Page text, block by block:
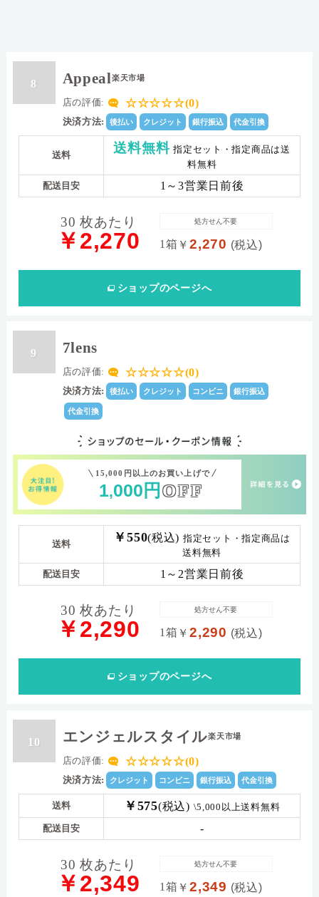
8 Appeal楽天市場
店の評価: ☆☆☆☆☆(0)
決済方法: 後払い クレジット 銀行振込 代金引換
送料 送料無料 指定セット・指定商品は送
料無料
配送目安 1～3営業日前後
30 枚あたり
￥2,270 1箱 ￥2,270 (税込)
処方せん不要
ショップのページへ
9 7lens
店の評価: ☆☆☆☆☆(0)
決済方法: 後払い クレジット コンビニ 銀行振込
代金引換
15,000円以上のお買い上げで
1,000 円 OFF
送料 ￥550(税込) 指定セット・指定商品は
送料無料
配送目安 1～2営業日前後
30 枚あたり
￥2,290 1箱 ￥2,290 (税込)
処方せん不要
ショップのページへ
10 エンジェルスタイル楽天市場
店の評価: ☆☆☆☆☆(0)
決済方法: クレジット コンビニ 銀行振込 代金引換
送料 ￥575(税込) \5,000以上送料無料
配送目安 -
30 枚あたり
￥2,349 1箱 ￥2,349 (税込)
処方せん不要